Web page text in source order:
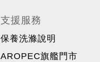
支援服務
保養洗滌說明
AROPEC旗艦門市